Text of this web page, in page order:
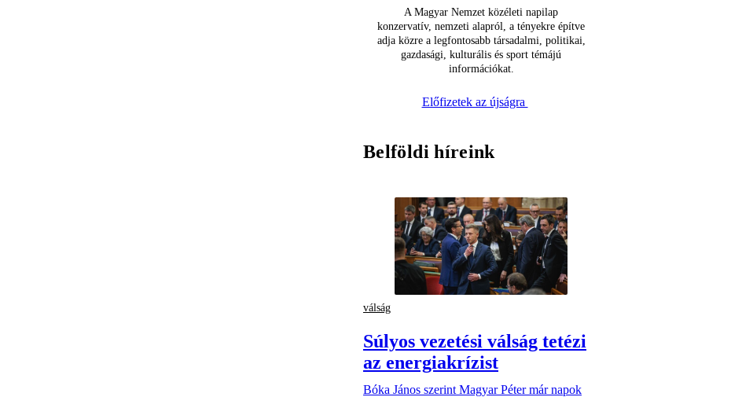
A Magyar Nemzet közéleti napilap
konzervatív, nemzeti alapról, a tényekre építve
adja közre a legfontosabb társadalmi, politikai,
gazdasági, kulturális és sport témájú
információkat.
Előfizetek az újságra
Belföldi híreink
válság
Súlyos vezetési válság tetézi
az energiakrízist
Bóka János szerint Magyar Péter már napok